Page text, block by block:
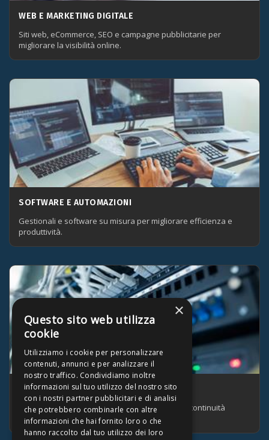
WEB E MARKETING DIGITALE
Siti web, eCommerce, SEO e campagne pubblicitarie per
migliorare la visibilità online.
SOFTWARE E AUTOMAZIONI
Gestionali e software su misura per migliorare efficienza e
produttività.
INFRASTRUTTURA E SUPPORTO
Hosting, backup, sicurezza e assistenza per la continuità
operativa.
×
Questo sito web utilizza
cookie
Utilizziamo i cookie per personalizzare
contenuti, annunci e per analizzare il
nostro traffico. Condividiamo inoltre
informazioni sul tuo utilizzo del nostro sito
con i nostri partner pubblicitari e di analisi
che potrebbero combinarle con altre
informazioni che hai fornito loro o che
hanno raccolto dal tuo utilizzo dei loro